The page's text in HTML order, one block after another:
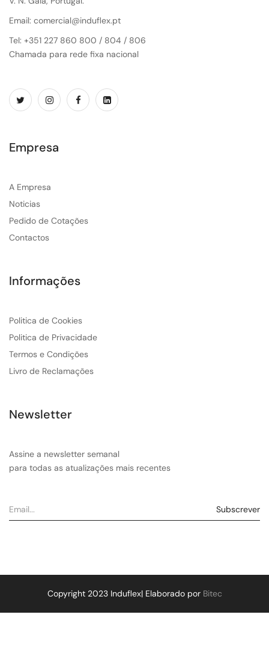
Email: comercial@induflex.pt
Tel: +351 227 860 800 / 804 / 806
Chamada para rede fixa nacional
Empresa
A Empresa
Noticias
Pedido de Cotações
Contactos
Informações
Politica de Cookies
Politica de Privacidade
Termos e Condições
Livro de Reclamações
Newsletter
Assine a newsletter semanal
para todas as atualizações mais recentes
Copyright 2023 Induflex| Elaborado por Bitec